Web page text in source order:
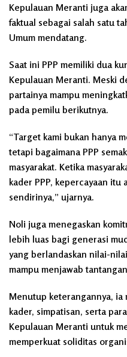
Kepulauan Meranti juga
faktual sebagai salah satu
Umum mendatang.
Saat ini PPP memiliki dua
Kepulauan Meranti. Meski
partainya mampu
pada pemilu berikutnya.
“Target kami bukan hanya
tetapi bagaimana PPP
masyarakat. Ketika
kader PPP, kepercayaan itu
sendirinya,” ujarnya.
Noli juga menegaskan
lebih luas bagi generasi
yang berlandaskan nilai-
mampu menjawab
Menutup keterangannya,
kader, simpatisan, serta
Kepulauan Meranti untuk
memperkuat soliditas